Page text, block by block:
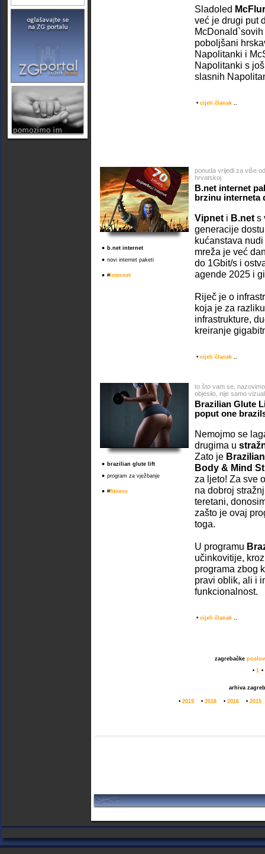
Sladoled
već je drugi put
poboljšani
Napolitanki i
Napolitanki s
slasnih
• cijeli članak ..
• b.net internet
• novi internet paketi
• #internet
ponuda vrijedi za više
hrvatskoj
B.net internet
brzinu interneta
Vipnet i B.net s
generacije
kućanstava
mreža je već
do 1Gbit/s i
agende 2025 i
Riječ je o
koja je za
infrastrukture,
kreiranje
• cijeli članak ..
• brazilian glute lift
• program za vježbanje
• #fitness
to što vam se,
objesilo, nije samo
Brazilian Glute
poput one
Nemojmo se
drugima u
Zato je
Body & Mind
za ljeto! Za sve
na dobroj
teretani,
zašto je ovaj
toga.
U programu
učinkovitije,
programa zbog
pravi oblik, ali i
funkcionalnost.
• cijeli članak ..
zagrebačke
• 1 •
arhiva
• 2019 • 2018 • 2016 • 2015